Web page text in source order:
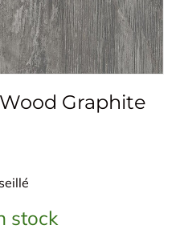
Graphite
stock